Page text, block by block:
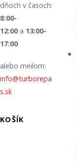
dňoch v časoch:
8:00-
12:00a 13:00-
17:00
alebo meilom:
info@turborepa
s.sk
KOŠÍK